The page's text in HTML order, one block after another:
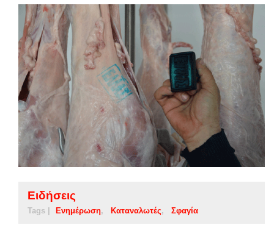
Ειδήσεις
Tags | Ενημέρωση Καταναλωτές Σφαγία